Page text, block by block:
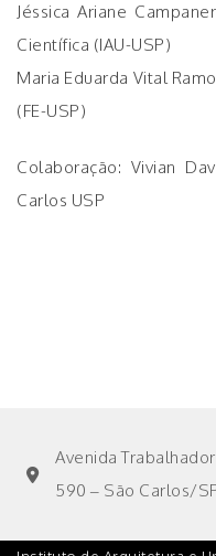
Jéssica Ariane
Científica (IAU-USP)
Maria Eduarda Vital
(FE-USP)
Colaboração: Vivian
Carlos USP
Avenida
590 – São Carlos/